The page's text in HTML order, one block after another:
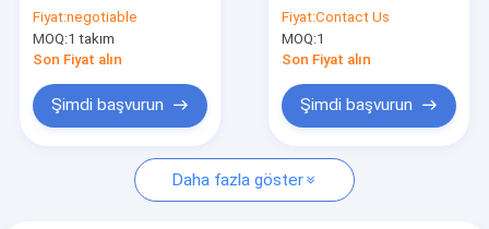
Haberler
Teklif isteği
mikser Kozmetik
Krem Karıştırma
Makinesi
Fiyat:negotiable
MOQ:1 takım
Son Fiyat alın
Şimdi başvurun
Çözeltisi Yapma
Makinesi Isıtma tankı
Fiyat:Contact Us
MOQ:1
Son Fiyat alın
Şimdi başvurun
Daha fazla göster